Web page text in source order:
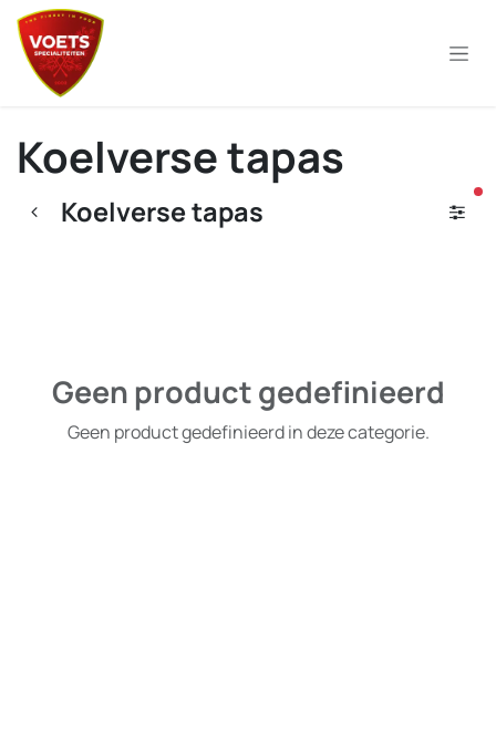
Overslaan naar inhoud
Koelverse tapas
Koelverse tapas
Geen product gedefinieerd
Geen product gedefinieerd in deze categorie.